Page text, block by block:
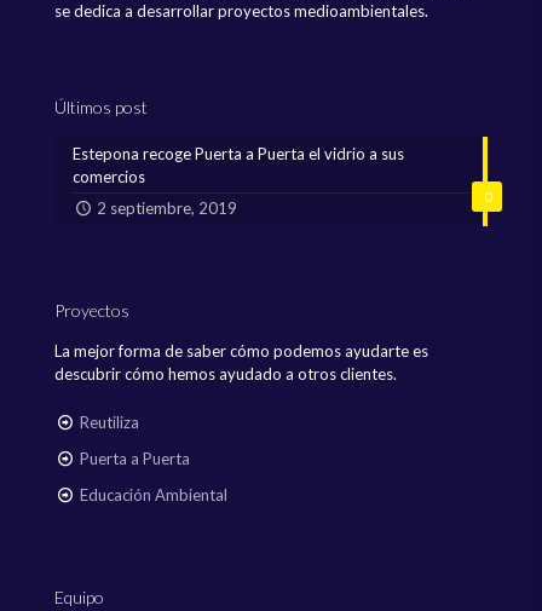
se dedica a desarrollar proyectos medioambientales.
Últimos post
0
Estepona recoge Puerta a Puerta el vidrio a sus
comercios
2 septiembre, 2019
Proyectos
La mejor forma de saber cómo podemos ayudarte es
descubrir cómo hemos ayudado a otros clientes.
Reutiliza
Puerta a Puerta
Educación Ambiental
Equipo